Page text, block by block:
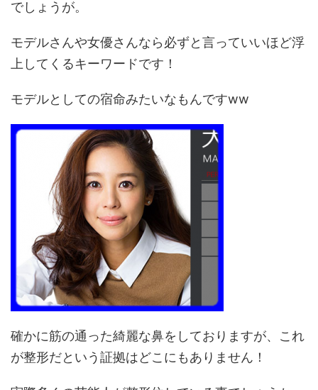
でしょうが。
モデルさんや女優さんなら必ずと言っていいほど浮
上してくるキーワードです！
モデルとしての宿命みたいなもんですww
確かに筋の通った綺麗な鼻をしておりますが、これ
が整形だという証拠はどこにもありません！